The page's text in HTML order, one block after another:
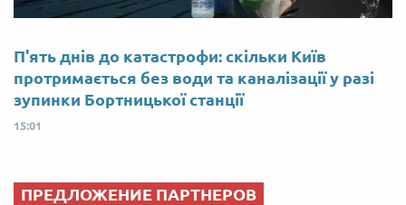
П'ять днів до катастрофи: скільки Київ
протримається без води та каналізації у разі
зупинки Бортницької станції
15:01
ПРЕДЛОЖЕНИЕ ПАРТНЕРОВ